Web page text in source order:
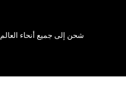
شحن إلى جميع أنحاء العالم